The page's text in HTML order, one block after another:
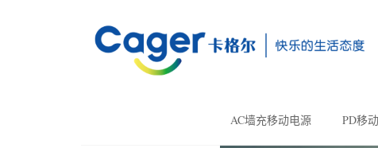
AC墙充移动电源 PD移